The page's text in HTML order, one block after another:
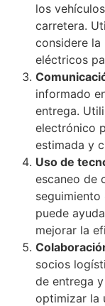
los
carretera.
considere
eléctricos
informado
entrega.
electrónico
estimada y
Uso de
escaneo de
puede
mejorar la
socios
de entrega
optimizar la